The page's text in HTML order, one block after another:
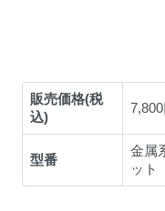
販売価格(税
込)
型番
金属
ット